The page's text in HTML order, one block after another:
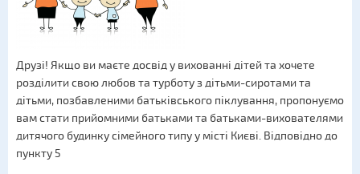
Друзі! Якщо ви маєте досвід у вихованні дітей та хочете
розділити свою любов та турботу з дітьми-сиротами та
дітьми, позбавленими батьківського піклування, пропонуємо
вам стати прийомними батьками та батьками-вихователями
дитячого будинку сімейного типу у місті Києві. Відповідно до
пункту 5